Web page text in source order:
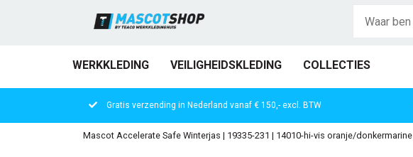
WERKKLEDING VEILIGHEIDSKLEDING COLLECTIES
Gratis verzending in Nederland vanaf € 150,- excl. BTW
Mascot Accelerate Safe Winterjas | 19335-231 | 14010-hi-vis oranje/donkermarine